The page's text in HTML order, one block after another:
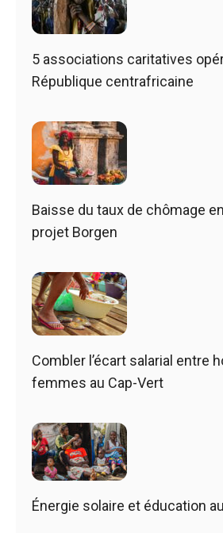
5 associations caritatives
République centrafricaine
Baisse du taux de chômage
projet Borgen
Combler l’écart salarial entre
femmes au Cap-Vert
Énergie solaire et éducation